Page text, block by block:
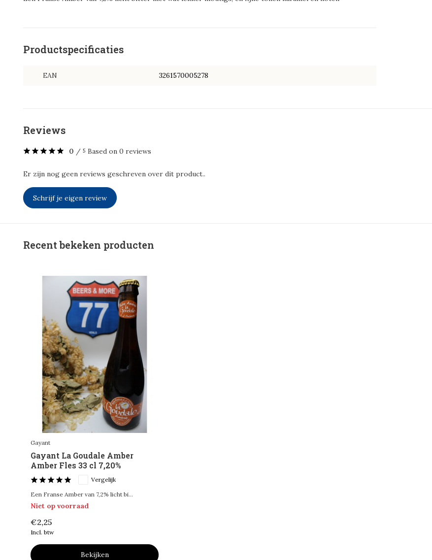
Productspecificaties
EAN 3261570005278
Reviews
0 / 5 Based on 0 reviews
Er zijn nog geen reviews geschreven over dit product..
Schrijf je eigen review
Recent bekeken producten
Gayant
Gayant La Goudale Amber
Amber Fles 33 cl 7,20%
Vergelijk
Een Franse Amber van 7,2% licht bi...
Niet op voorraad
€2,25
Incl. btw
Bekijken